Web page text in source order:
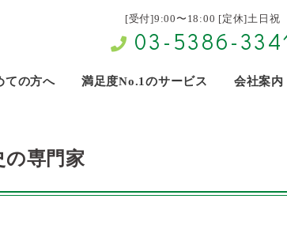
[受付]9:00〜18:00 [定休]土日祝
03-5386-
ての方へ 満足度No.1のサービス 会社案内
の専門家